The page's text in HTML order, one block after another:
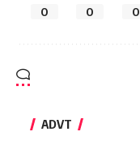
0 0 0
ADVT